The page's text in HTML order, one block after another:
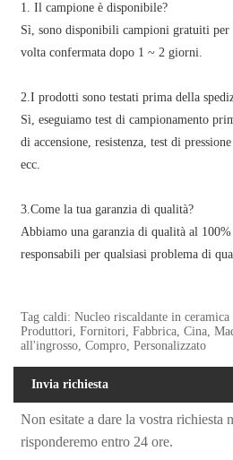
1. Il campione è disponibile?
Sì, sono disponibili campioni gratuiti
volta confermata dopo 1 ~ 2 giorni.
2.I prodotti sono testati prima della
Sì, eseguiamo test di campionamento
di accensione, resistenza, test di
ecc.
3.Come la tua garanzia di qualità?
Abbiamo una garanzia di qualità al
responsabili per qualsiasi problema di
Tag caldi: Nucleo riscaldante in ceramica
Produttori, Fornitori, Fabbrica, Cina,
all'ingrosso, Compro, Personalizzato
Invia richiesta
Non esitate a dare la vostra richiesta
risponderemo entro 24 ore.